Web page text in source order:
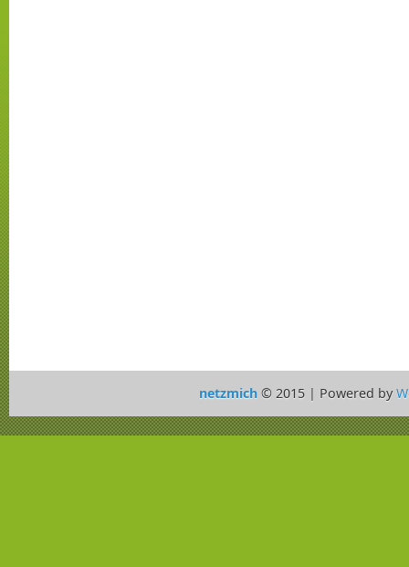
netzmich© 2015 | Powered by